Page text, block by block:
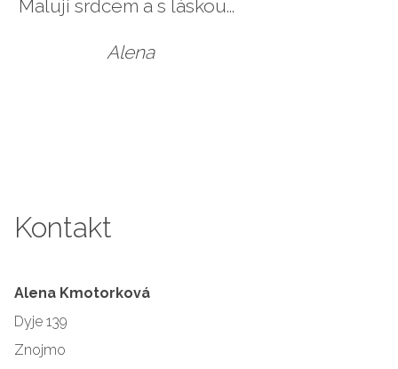
Maluji srdcem a s láskou...
Alena
Kontakt
Alena Kmotorková
Dyje 139
Znojmo